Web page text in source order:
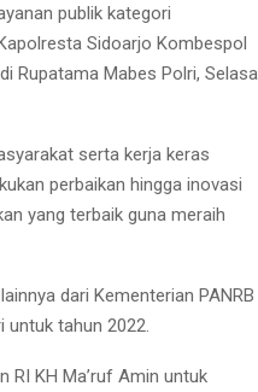
publik kategori
Sidoarjo Kombespol
Rupatama Mabes Polri, Selasa
serta kerja keras
perbaikan hingga inovasi
yang terbaik guna meraih
dari Kementerian PANRB
untuk tahun 2022.
RI KH Ma’ruf Amin untuk